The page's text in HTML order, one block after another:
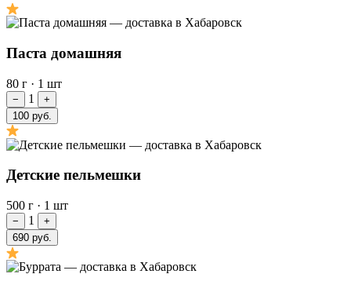
Паста домашняя
80 г · 1 шт
− 1
+
100 руб.
Детские пельмешки
500 г · 1 шт
− 1
+
690 руб.